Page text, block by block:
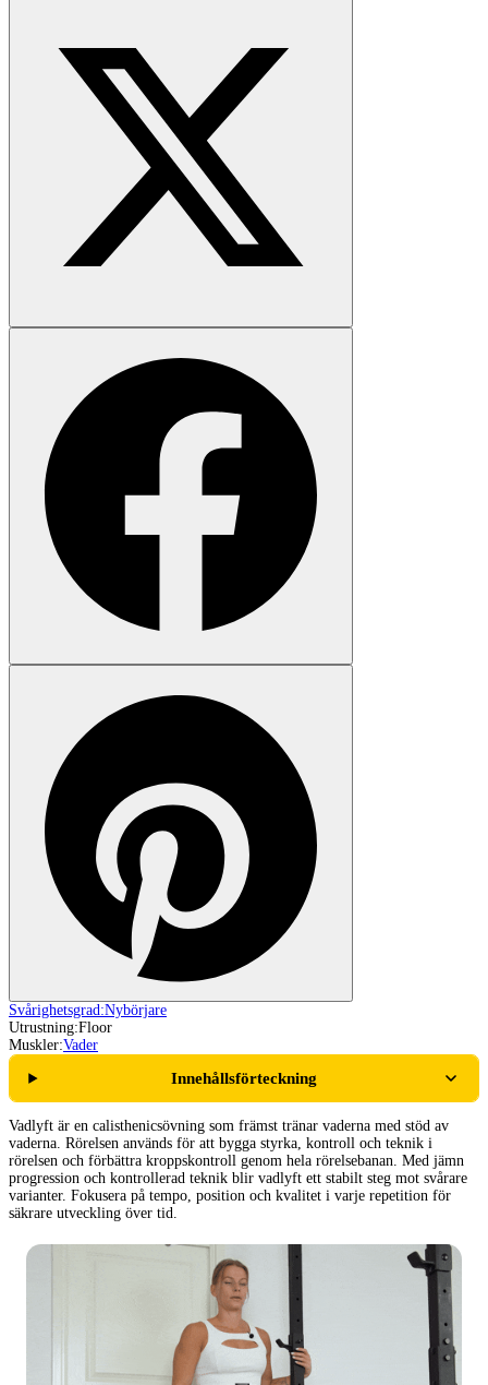
Svårighetsgrad:Nybörjare
Utrustning:Floor
Muskler:Vader
Innehållsförteckning
Vadlyft är en calisthenicsövning som främst tränar vaderna med stöd av
vaderna. Rörelsen används för att bygga styrka, kontroll och teknik i
rörelsen och förbättra kroppskontroll genom hela rörelsebanan. Med jämn
progression och kontrollerad teknik blir vadlyft ett stabilt steg mot svårare
varianter. Fokusera på tempo, position och kvalitet i varje repetition för
säkrare utveckling över tid.